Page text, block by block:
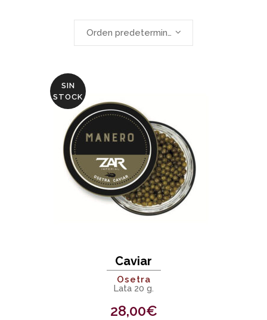
Orden predeterminado
SIN
STOCK
Caviar
Osetra
Lata 20 g.
28,00€